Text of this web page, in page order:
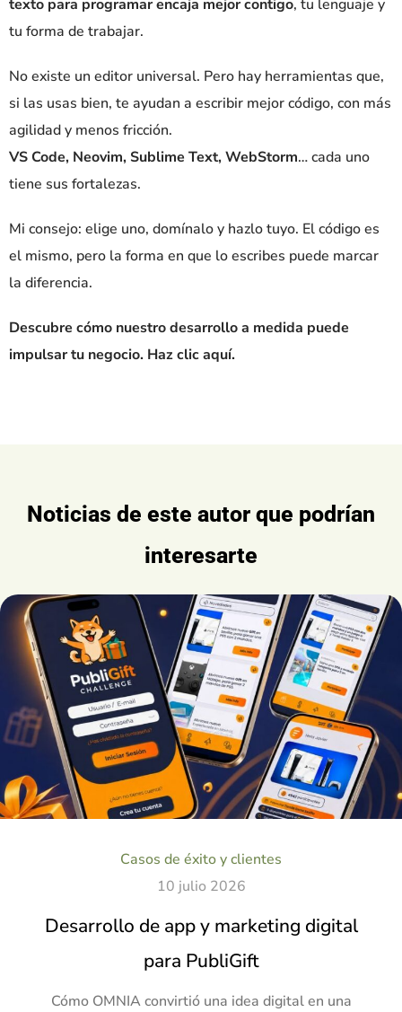
texto para programar encaja mejor contigo, tu lenguaje y
tu forma de trabajar.
No existe un editor universal. Pero hay herramientas que,
si las usas bien, te ayudan a escribir mejor código, con más
agilidad y menos fricción.
VS Code, Neovim, Sublime Text, WebStorm… cada uno
tiene sus fortalezas.
Mi consejo: elige uno, domínalo y hazlo tuyo. El código es
el mismo, pero la forma en que lo escribes puede marcar
la diferencia.
Descubre cómo nuestro desarrollo a medida puede
impulsar tu negocio. Haz clic aquí.
Noticias de este autor que podrían
interesarte
Casos de éxito y clientes
10 julio 2026
Desarrollo de app y marketing digital
para PubliGift
Cómo OMNIA convirtió una idea digital en una